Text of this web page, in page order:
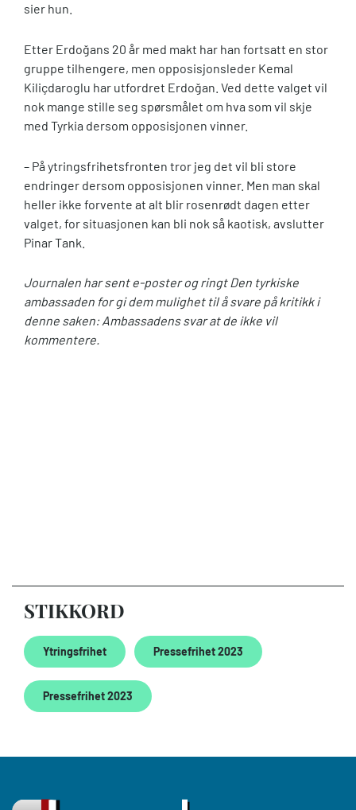
sier hun.
Etter Erdoğans 20 år med makt har han fortsatt en stor
gruppe tilhengere, men opposisjonsleder Kemal
Kiliçdaroglu har utfordret Erdoğan. Ved dette valget vil
nok mange stille seg spørsmålet om hva som vil skje
med Tyrkia dersom opposisjonen vinner.
– På ytringsfrihetsfronten tror jeg det vil bli store
endringer dersom opposisjonen vinner. Men man skal
heller ikke forvente at alt blir rosenrødt dagen etter
valget, for situasjonen kan bli nok så kaotisk, avslutter
Pinar Tank.
Journalen har sent e-poster og ringt Den tyrkiske
ambassaden for gi dem mulighet til å svare på kritikk i
denne saken: Ambassadens svar at de ikke vil
kommentere.
STIKKORD
Ytringsfrihet Pressefrihet 2023
Pressefrihet 2023